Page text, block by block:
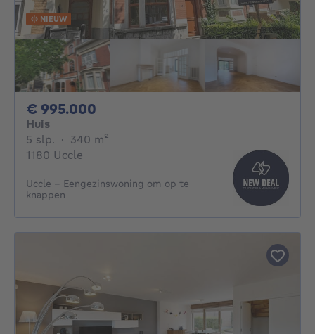
NIEUW
€ 995.000
Huis
5 slp. 5 slaapkamers
· 340 m²
1180 Uccle
Uccle - Eengezinswoning om op te
knappen